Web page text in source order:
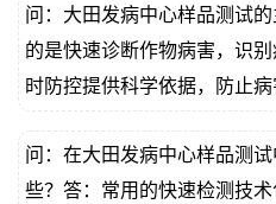
问：大田发病中心样品测试
的是快速诊断作物病害，识
时防控提供科学依据，防止病
问：在大田发病中心样品测
些？答：常用的快速检测技术